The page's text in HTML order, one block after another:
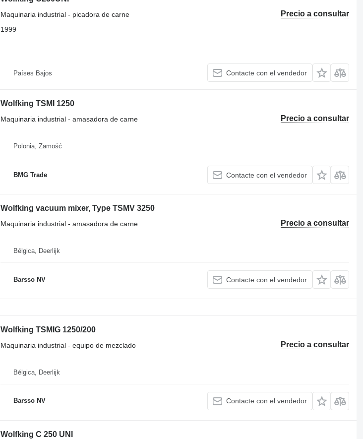
Precio a consultar
Maquinaria industrial - picadora de carne
1999
Países Bajos Contacte con el vendedor
Wolfking TSMI 1250
Precio a consultar
Maquinaria industrial - amasadora de carne
Polonia, Zamość
BMG Trade Contacte con el vendedor
Wolfking vacuum mixer, Type TSMV 3250
Precio a consultar
Maquinaria industrial - amasadora de carne
Bélgica, Deerlijk
Barsso NV Contacte con el vendedor
Wolfking TSMIG 1250/200
Precio a consultar
Maquinaria industrial - equipo de mezclado
Bélgica, Deerlijk
Barsso NV Contacte con el vendedor
Wolfking C 250 UNI